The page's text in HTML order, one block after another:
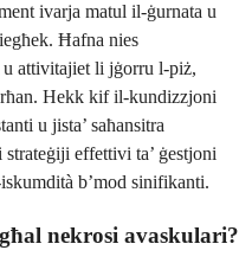
ivarja matul il-ġurnata u
Ħafna nies
attivitajiet li jġorru l-piż,
Hekk kif il-kundizzjoni
u jista’ saħansitra
effettivi ta’ ġestjoni
b’mod sinifikanti.
nekrosi avaskulari?